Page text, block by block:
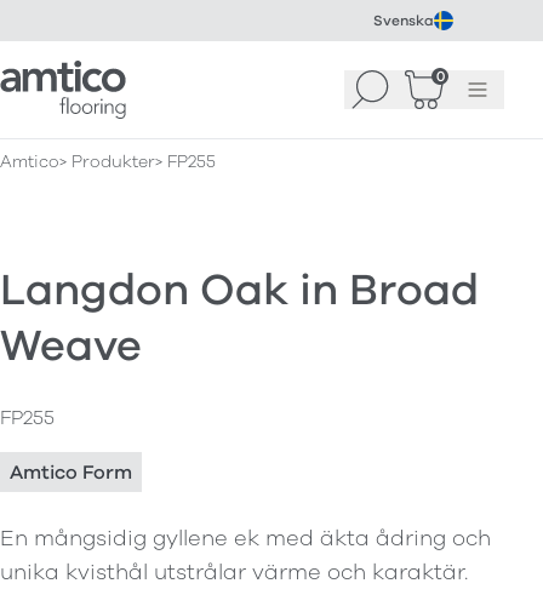
Svenska
Amtico Flooring Sök 0
Korg 0)Meny
Amtico Produkter FP255
Langdon Oak in Broad
Weave
FP255
Amtico Form
En mångsidig gyllene ek med äkta ådring och
unika kvisthål utstrålar värme och karaktär.